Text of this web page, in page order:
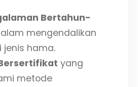
Bertahun-
mengendalikan
jenis hama.
yang
metode